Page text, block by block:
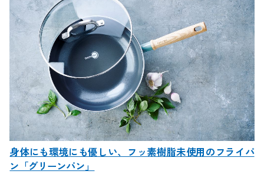
身体にも環境にも優しい、フッ素樹脂未使用のフライパ
ン「グリーンパン」